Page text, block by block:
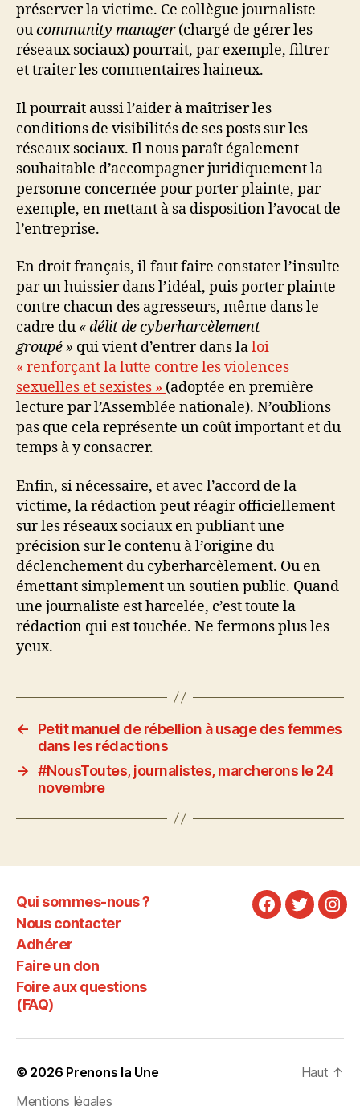
préserver la victime. Ce collègue journaliste
oucommunity manager(chargé de gérer les
réseaux sociaux) pourrait, par exemple, filtrer
et traiter les commentaires haineux.
Il pourrait aussi l’aider à maîtriser les
conditions de visibilités de ses posts sur les
réseaux sociaux. Il nous paraît également
souhaitable d’accompagner juridiquement la
personne concernée pour porter plainte, par
exemple, en mettant à sa disposition l’avocat de
l’entreprise.
En droit français, il faut faire constater l’insulte
par un huissier dans l’idéal, puis porter plainte
contre chacun des agresseurs, même dans le
cadre du « délit de cyberharcèlement
groupé » qui vient d’entrer dans laloi
« renforçant la lutte contre les violences
sexuelles et sexistes » (adoptée en première
lecture par l’Assemblée nationale). N’oublions
pas que cela représente un coût important et du
temps à y consacrer.
Enfin, si nécessaire, et avec l’accord de la
victime, la rédaction peut réagir officiellement
sur les réseaux sociaux en publiant une
précision sur le contenu à l’origine du
déclenchement du cyberharcèlement. Ou en
émettant simplement un soutien public. Quand
une journaliste est harcelée, c’est toute la
rédaction qui est touchée. Ne fermons plus les
yeux.
←
Petit manuel de rébellion à usage des femmes
dans les rédactions
→ #NousToutes, journalistes, marcherons le 24
novembre
Qui sommes-nous ?
Nous contacter
Adhérer
Faire un don
Foire aux questions
(FAQ)
Facebook
Twitter
© 2026 Prenons la Une
Mentions légales
Haut ↑